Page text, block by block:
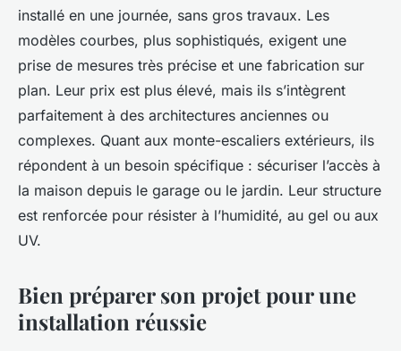
installé en une journée, sans gros travaux. Les
modèles courbes, plus sophistiqués, exigent une
prise de mesures très précise et une fabrication sur
plan. Leur prix est plus élevé, mais ils s’intègrent
parfaitement à des architectures anciennes ou
complexes. Quant aux monte-escaliers extérieurs, ils
répondent à un besoin spécifique : sécuriser l’accès à
la maison depuis le garage ou le jardin. Leur structure
est renforcée pour résister à l’humidité, au gel ou aux
UV.
Bien préparer son projet pour une
installation réussie